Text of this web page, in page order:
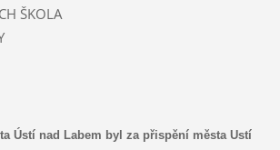
ŠKOLA
Ústí nad Labem byl za přispění města Ustí